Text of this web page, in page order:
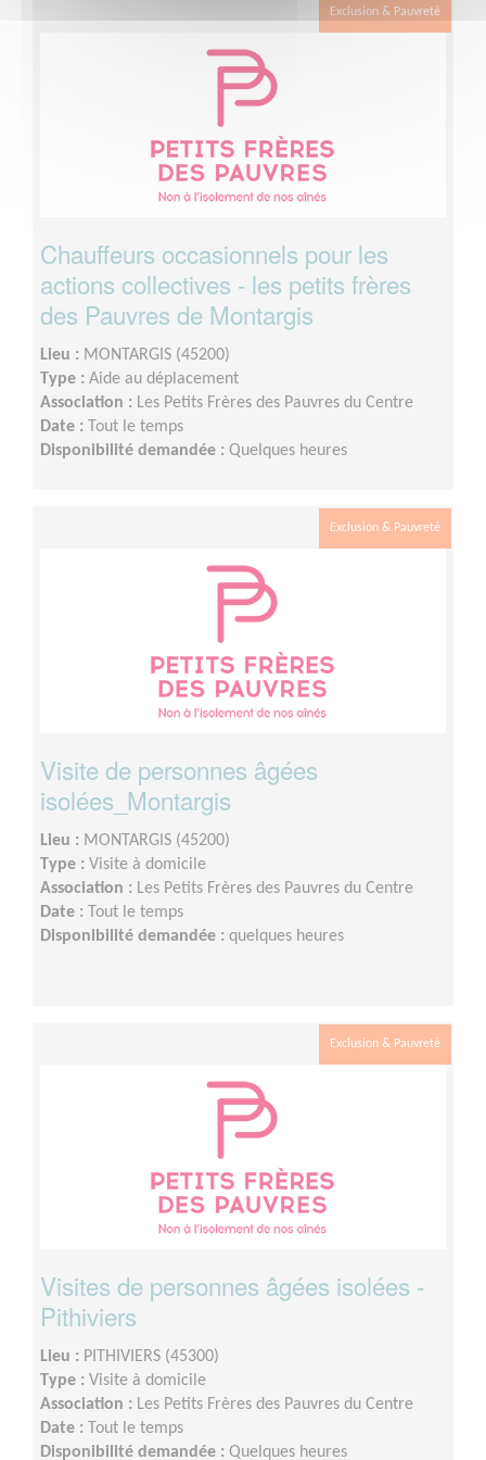
Exclusion & Pauvreté
Chauffeurs occasionnels pour les
actions collectives - les petits frères
des Pauvres de Montargis
Lieu : MONTARGIS (45200)
Type : Aide au déplacement
Association : Les Petits Frères des Pauvres du Centre
Date : Tout le temps
Disponibilité demandée : Quelques heures
Exclusion & Pauvreté
Visite de personnes âgées
isolées_Montargis
Lieu : MONTARGIS (45200)
Type : Visite à domicile
Association : Les Petits Frères des Pauvres du Centre
Date : Tout le temps
Disponibilité demandée : quelques heures
Exclusion & Pauvreté
Visites de personnes âgées isolées -
Pithiviers
Lieu : PITHIVIERS (45300)
Type : Visite à domicile
Association : Les Petits Frères des Pauvres du Centre
Date : Tout le temps
Disponibilité demandée : Quelques heures